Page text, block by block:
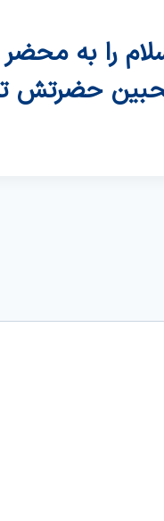
را به
محبین حضرتش